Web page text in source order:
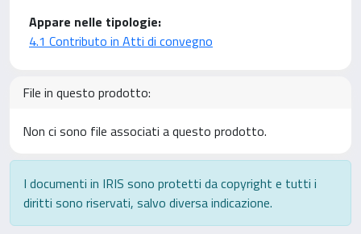
Appare nelle tipologie:
4.1 Contributo in Atti di convegno
File in questo prodotto:
Non ci sono file associati a questo prodotto.
I documenti in IRIS sono protetti da copyright e tutti i
diritti sono riservati, salvo diversa indicazione.